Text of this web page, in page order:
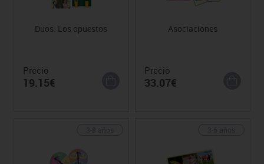
Duos: Los opuestos
Precio
19.15€
Asociaciones
Precio
33.07€